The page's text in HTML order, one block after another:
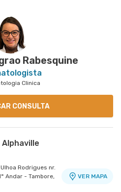
Rabesquine
Clinica
CONSULTA
Alphaville
Rodrigues nr.
Andar - Tambore,
VER MAPA